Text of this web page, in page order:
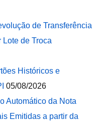
de Transferência
de Troca
Históricos e
05/08/2026
Automático da Nota
Emitidas a partir da